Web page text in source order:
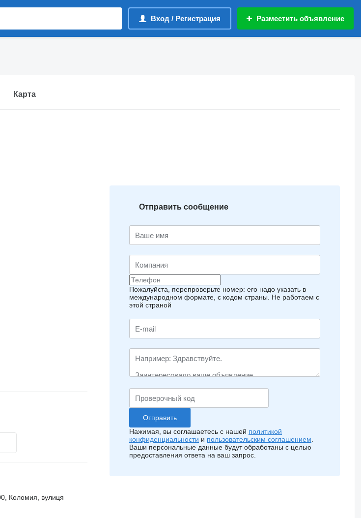
Вход / Регистрация Разместить объявление
Карта
Коломия, вулиця
Отправить сообщение
Пожалуйста, перепроверьте номер: его надо указать в
международном формате, с кодом страны.
Не работаем с
этой страной
Нажимая, вы соглашаетесь с нашей политикой
конфиденциальности и пользовательским соглашением
Ваши персональные данные будут обработаны с целью
предоставления ответа на ваш запрос.